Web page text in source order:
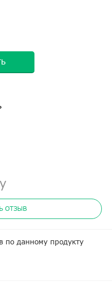
ОТЗЫВ
по данному продукту